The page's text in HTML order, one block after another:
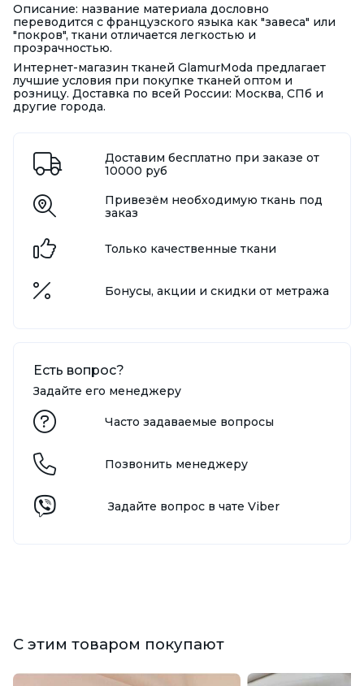
Описание: название материала дословно
переводится с французского языка как "завеса" или
"покров", ткани отличается легкостью и
прозрачностью.
Интернет-магазин тканей GlamurModa предлагает
лучшие условия при покупке тканей оптом и
розницу. Доставка по всей России: Москва, СПб и
другие города.
Доставим бесплатно при заказе от
10000 руб
Привезём необходимую ткань под
заказ
Только качественные ткани
Бонусы, акции и скидки от метража
Есть вопрос?
Задайте его менеджеру
Часто задаваемые вопросы
Позвонить менеджеру
Задайте вопрос в чате Viber
С этим товаром покупают